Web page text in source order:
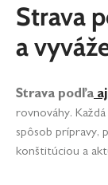
Strava
a
Strava podľa
rovnováhy. Každá
spôsob prípravy,
konštitúciou a